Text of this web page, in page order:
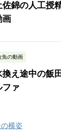
佐錦の人工授
画
魚の動画
換え途中の飯
ファ
横姿